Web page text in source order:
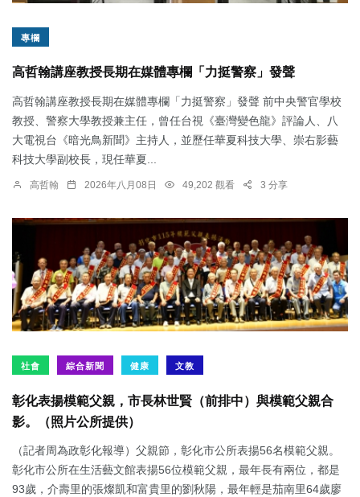
專欄
高哲翰講座教授長期在媒體專欄「力挺警察」發聲
高哲翰講座教授長期在媒體專欄「力挺警察」發聲 前中央警官學校
教授、警察大學教授兼主任，曾任台視《臺灣變色龍》評論人、八
大電視台《暗光鳥新聞》主持人，並歷任華夏科技大學、崇右影藝
科技大學副校長，現任華夏...
高哲翰 2026年八月08日 49,202 觀看 3 分享
社會 綜合新聞 健康 文教
彰化表揚模範父親，市長林世賢（前排中）與模範父親合
影。（照片公所提供）
（記者周為政彰化報導）父親節，彰化市公所表揚56名模範父親。
彰化市公所在生活藝文館表揚56位模範父親，最年長有兩位，都是
93歲，介壽里的張燦凱和富貴里的劉秋陽，最年輕是茄南里64歲廖